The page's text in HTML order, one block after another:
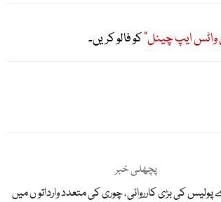
ایپ چینل"کو فالو کریں۔
پچھلی خبر
کی بڑی کارروائی، چوری کی متعدد وارداتو ں میں